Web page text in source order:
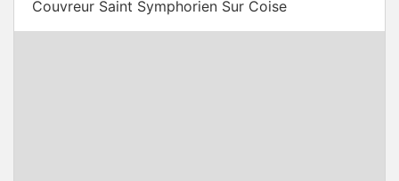
Couvreur Saint Symphorien Sur Coise